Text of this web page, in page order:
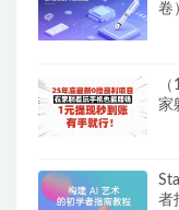
卷
家
者